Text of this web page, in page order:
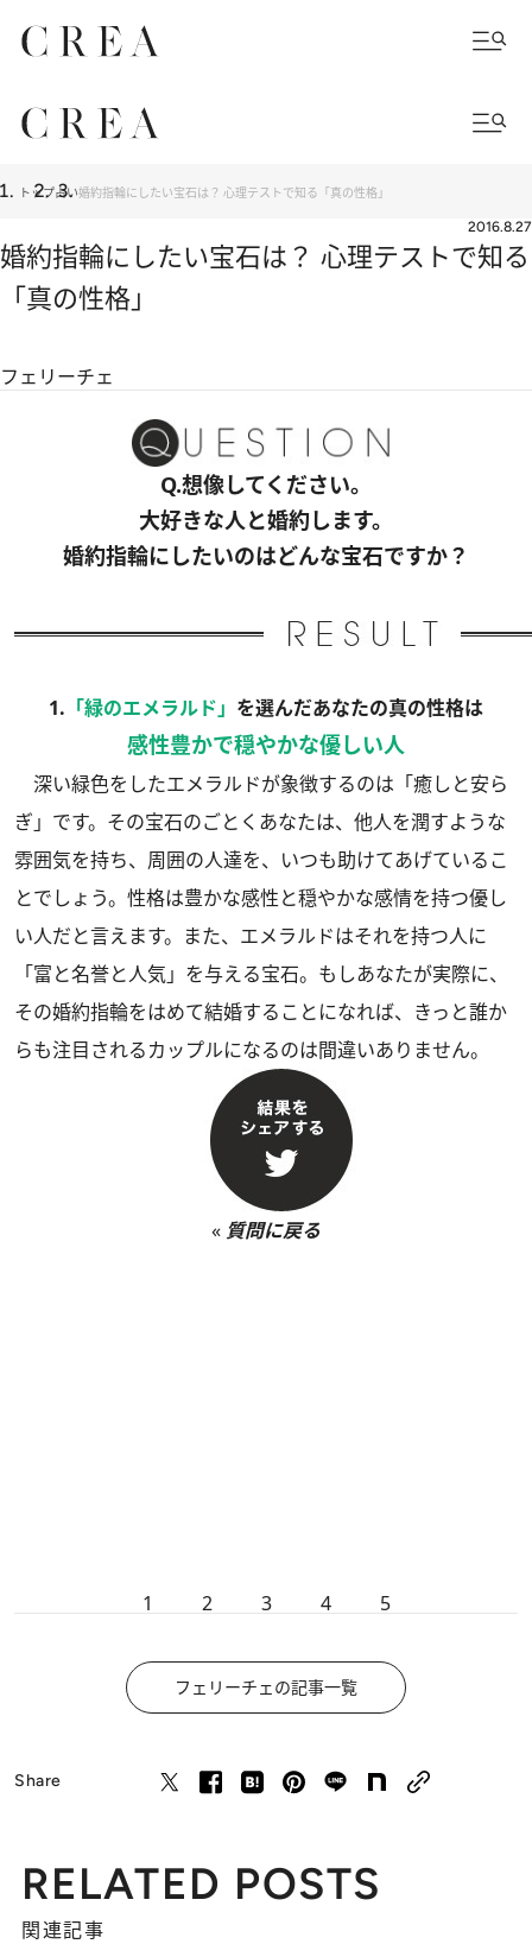
トップ占い婚約指輪にしたい宝石は？ 心理テストで知る「真の性格」
2016.8.27
婚約指輪にしたい宝石は？ 心理テストで知る
「真の性格」
フェリーチェ
Q.想像してください。
大好きな人と婚約します。
婚約指輪にしたいのはどんな宝石ですか？
1. 「緑のエメラルド」 を選んだあなたの真の性格は
感性豊かで穏やかな優しい人
深い緑色をしたエメラルドが象徴するのは「癒しと安ら
ぎ」です。その宝石のごとくあなたは、他人を潤すような
雰囲気を持ち、周囲の人達を、いつも助けてあげているこ
とでしょう。性格は豊かな感性と穏やかな感情を持つ優し
い人だと言えます。また、エメラルドはそれを持つ人に
「富と名誉と人気」を与える宝石。もしあなたが実際に、
その婚約指輪をはめて結婚することになれば、きっと誰か
らも注目されるカップルになるのは間違いありません。
« 質問に戻る
1 2 3 4 5
フェリーチェの記事一覧
Share
RELATED POSTS
関連記事